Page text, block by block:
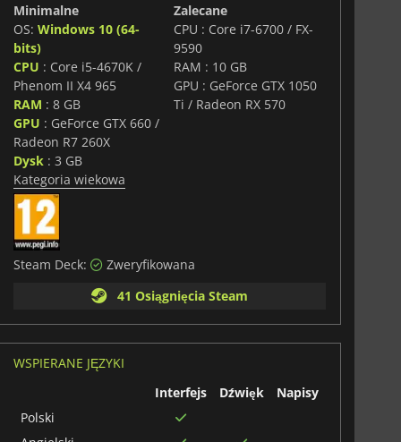
Minimalne
OS: Windows 10 (64-
bits)
CPU : Core i5-4670K /
Phenom II X4 965
RAM : 8 GB
GPU : GeForce GTX 660 /
Radeon R7 260X
Dysk: 3 GB
Zalecane
CPU : Core i7-6700 / FX-
9590
RAM : 10 GB
GPU : GeForce GTX 1050
Ti / Radeon RX 570
Kategoria wiekowa
Steam Deck:
Zweryfikowana
41 Osiągnięcia Steam
WSPIERANE JĘZYKI
Interfejs
Dźwięk
Napisy
Polski